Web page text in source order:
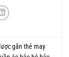
gắn thẻ may